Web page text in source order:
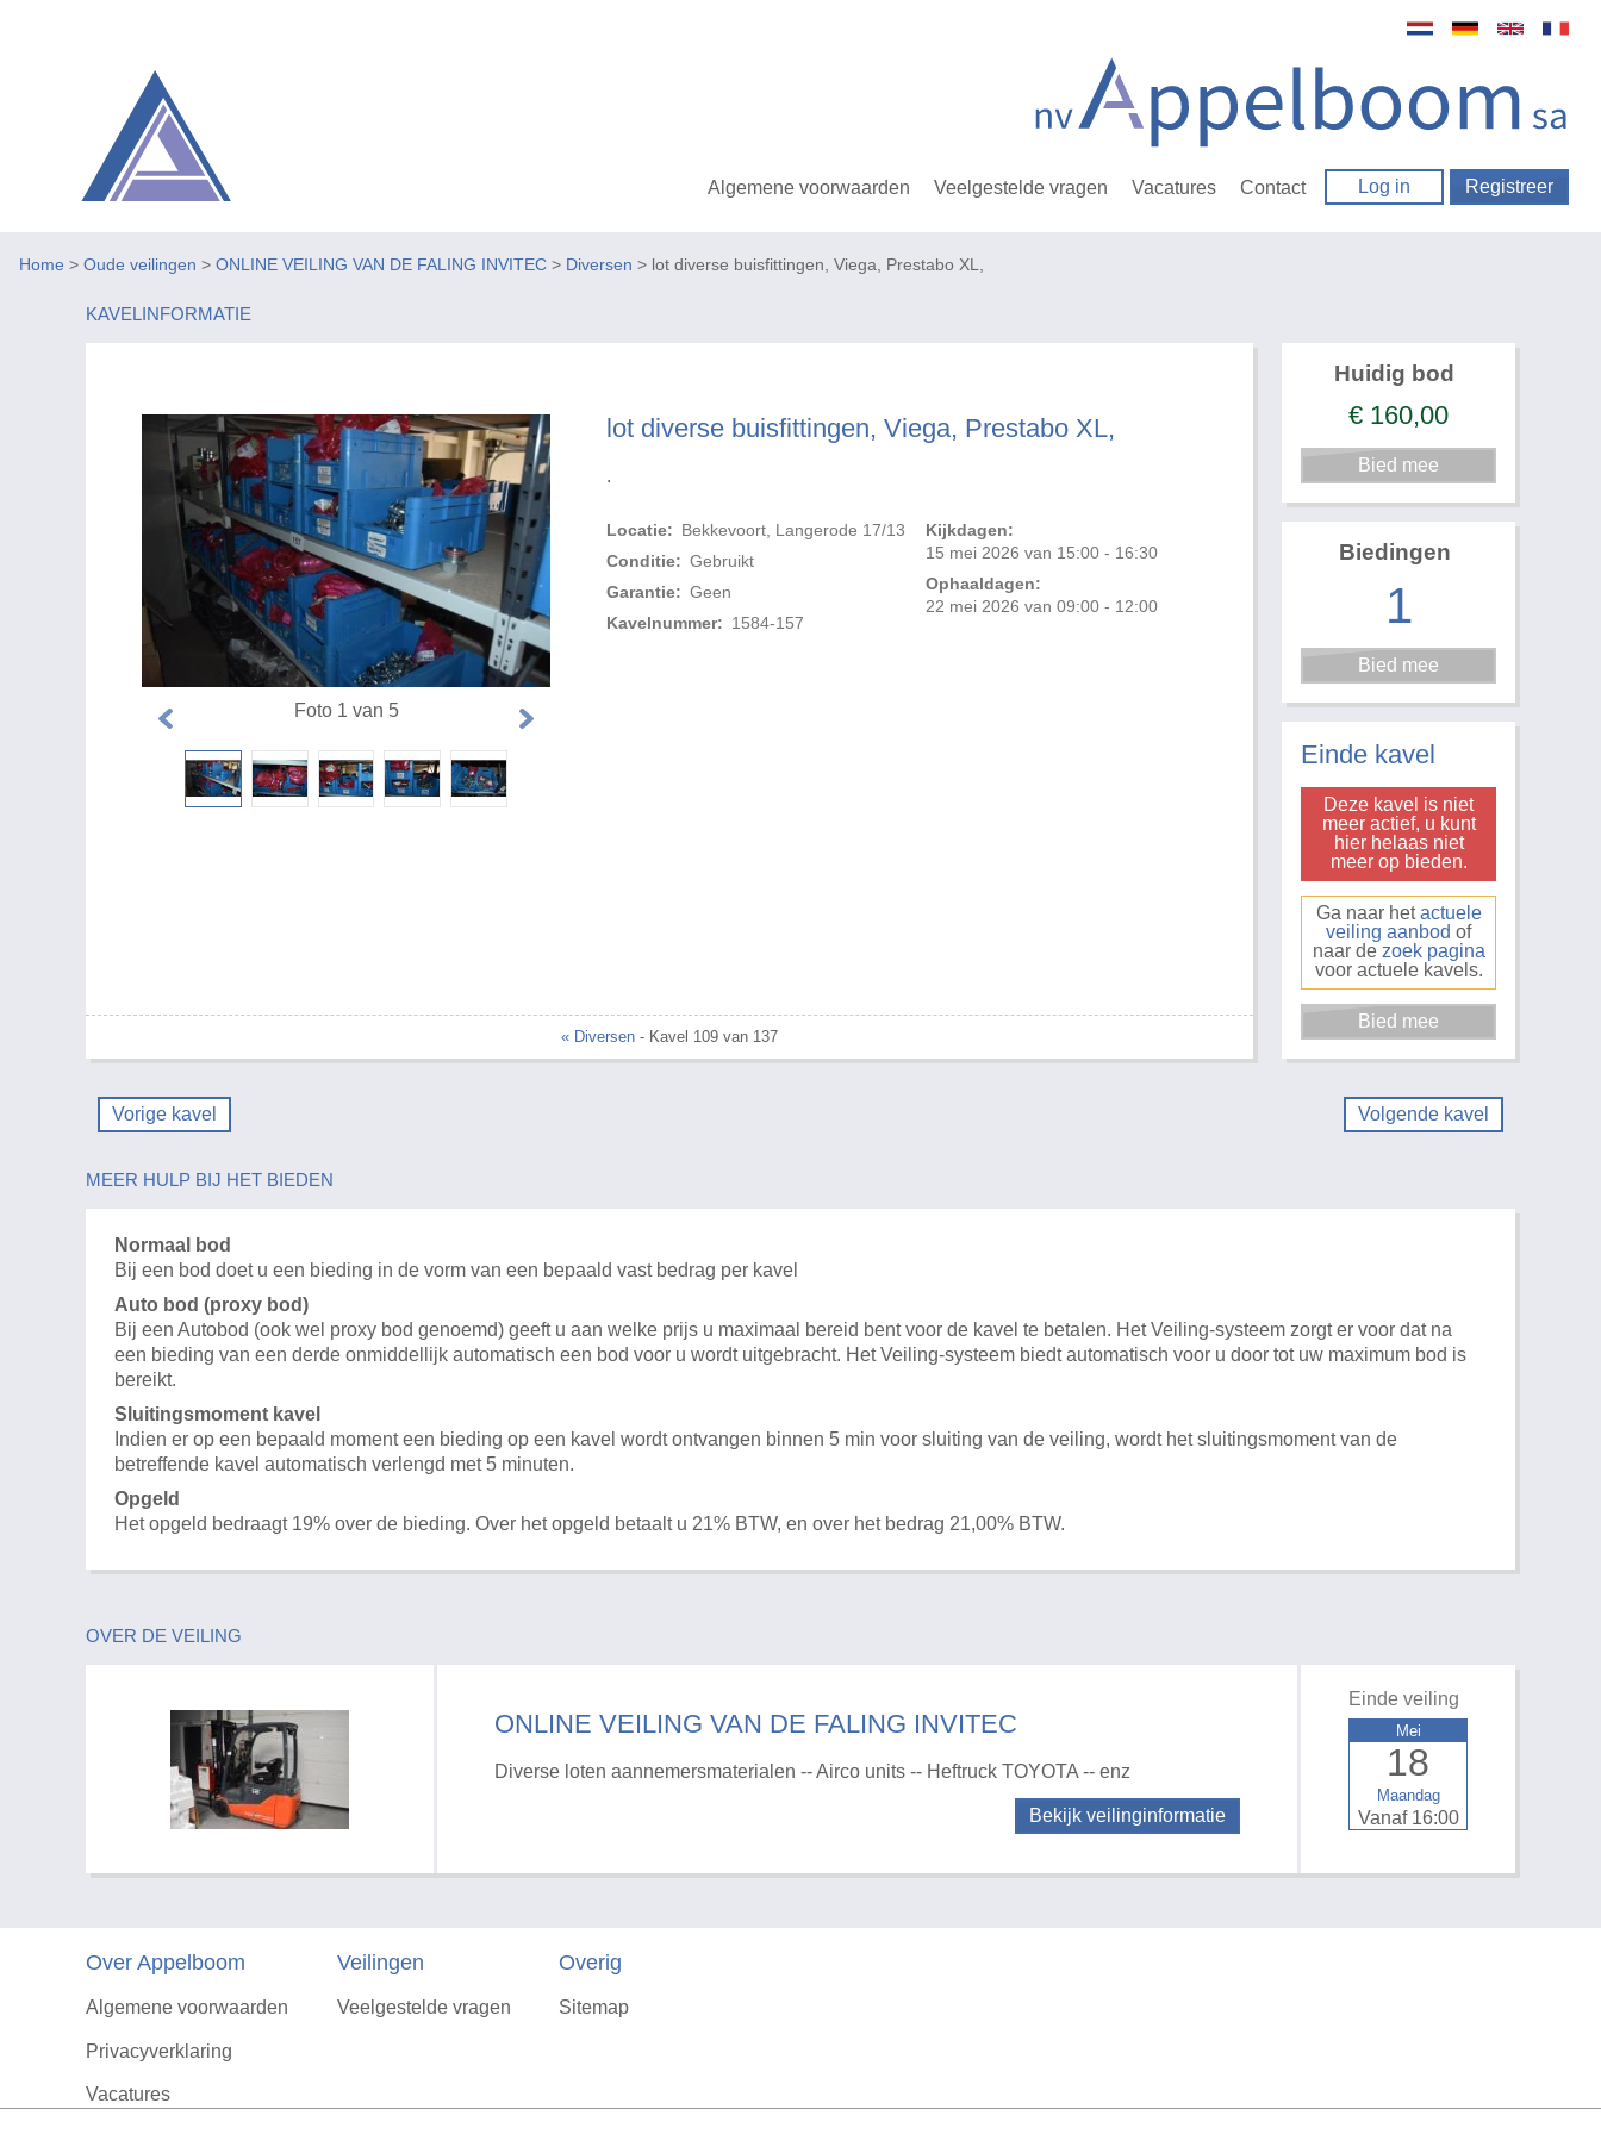
Algemene voorwaarden Veelgestelde vragen Vacatures Contact Log in Registreer
Home > Oude veilingen > ONLINE VEILING VAN DE FALING INVITEC > Diversen > lot diverse buisfittingen, Viega, Prestabo XL,
KAVELINFORMATIE
lot diverse buisfittingen, Viega, Prestabo XL,
.
Locatie: Bekkevoort, Langerode 17/13
Conditie: Gebruikt
Garantie: Geen
Kavelnummer: 1584-157
Kijkdagen:
15 mei 2026 van 15:00 - 16:30
Ophaaldagen:
22 mei 2026 van 09:00 - 12:00
Foto 1 van 5
« Diversen - Kavel 109 van 137
Huidig bod
€ 160,00
Biedingen
1
Einde kavel
Deze kavel is niet
meer actief, u kunt
hier helaas niet
meer op bieden.
Ga naar hetactuele
veiling aanbod of
naar de zoek pagina
voor actuele kavels.
Vorige kavel Volgende kavel
MEER HULP BIJ HET BIEDEN
Normaal bod
Bij een bod doet u een bieding in de vorm van een bepaald vast bedrag per kavel
Auto bod (proxy bod)
Bij een Autobod (ook wel proxy bod genoemd) geeft u aan welke prijs u maximaal bereid bent voor de kavel te betalen. Het Veiling-systeem zorgt er voor dat na
een bieding van een derde onmiddellijk automatisch een bod voor u wordt uitgebracht. Het Veiling-systeem biedt automatisch voor u door tot uw maximum bod is
bereikt.
Sluitingsmoment kavel
Indien er op een bepaald moment een bieding op een kavel wordt ontvangen binnen 5 min voor sluiting van de veiling, wordt het sluitingsmoment van de
betreffende kavel automatisch verlengd met 5 minuten.
Opgeld
Het opgeld bedraagt 19% over de bieding. Over het opgeld betaalt u 21% BTW, en over het bedrag 21,00% BTW.
OVER DE VEILING
ONLINE VEILING VAN DE FALING INVITEC
Diverse loten aannemersmaterialen -- Airco units -- Heftruck TOYOTA -- enz
Bekijk veilinginformatie
Einde veiling
Maandag
18
Mei
Vanaf 16:00
Over Appelboom
Algemene voorwaarden
Privacyverklaring
Vacatures
Veilingen
Veelgestelde vragen
Overig
Sitemap